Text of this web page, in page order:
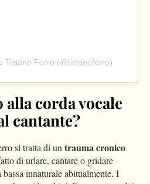
Tiziano Ferro (@tizianoferro)
alla corda vocale
cantante?
si tratta di un trauma cronico
di urlare, cantare o gridare
innaturale abitualmente. I